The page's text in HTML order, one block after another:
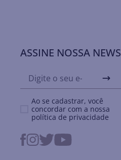
ASSINE NOSSA
Ao se cadastrar, você
concordar com a nossa
política de privacidade